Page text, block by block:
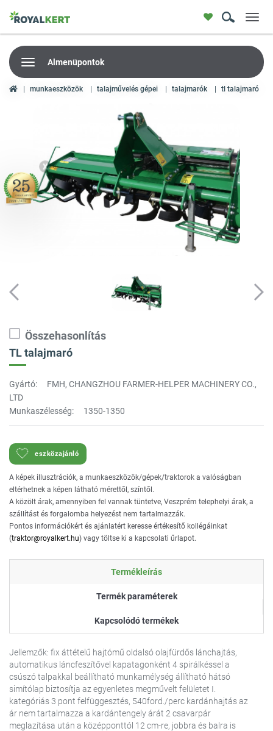
Almenüpontok
munkaeszközök talajművelés gépei talajmarók tl talajmaró
Összehasonlítás
TL talajmaró
Gyártó:
FMH, CHANGZHOU FARMER-HELPER MACHINERY CO.,
LTD
Munkaszélesség:
1350-1350
eszközajánló
A képek illusztrációk, a munkaeszközök/gépek/traktorok a valóságban
eltérhetnek a képen látható mérettől, színtől.
A közölt árak, amennyiben fel vannak tüntetve, Veszprém telephelyi árak, a
szállítást és forgalomba helyezést nem tartalmazzák.
Pontos információkért és ajánlatért keresse értékesítő kollégáinkat
(traktor@royalkert.hu) vagy töltse ki a kapcsolati űrlapot.
Termékleírás
Termék paraméterek
Kapcsolódó termékek
Jellemzők: fix áttételű hajtómű oldalsó olajfürdős lánchajtás,
automatikus láncfeszítővel kapatagonként 4 spirálkéssel a
csúszó talpakkal beállítható munkamélység állítható hátsó
simítólap biztosítja az egyenletes megművelt felületet I.
kategóriás 3 pont felfüggesztés, 540ford./perc kardánhajtás az
ár nem tartalmazza a kardántengely árát 2 csavarpár
meglazítása után a középponttól 12 cm-re, jobbra és balra is
X